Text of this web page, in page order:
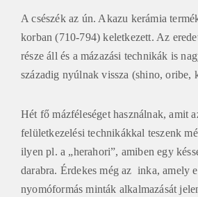
A csészék az ún. Akazu kerámia
korban (710-794) keletkezett. Az
része áll és a mázazási technikák is
századig nyúlnak vissza (shino, oribe,
Hét fő mázféleséget használnak, amit
felületkezelési technikákkal teszenk
ilyen pl. a „herahori”, amiben egy
darabra. Érdekes még az inka, amely
nyomóformás minták alkalmazását